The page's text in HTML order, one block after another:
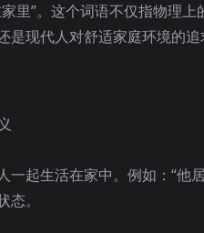
里”。这个词语不仅指物理
现代人对舒适家庭环境的追
一起生活在家中。例如：“他
。